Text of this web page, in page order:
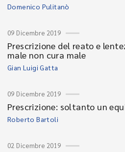
Domenico Pulitanò
09 Dicembre 2019
Prescrizione del reato e
male non cura male
Gian Luigi Gatta
09 Dicembre 2019
Prescrizione: soltanto un
Roberto Bartoli
02 Dicembre 2019